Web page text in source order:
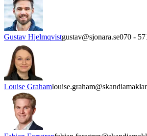
Gustav Hjelmqvistgustav@sjonara.se070 -
Louise Graham